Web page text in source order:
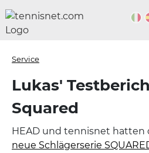
Service
Lukas'
Squared
HEAD und tennisnet hatten
neue Schlägerserie